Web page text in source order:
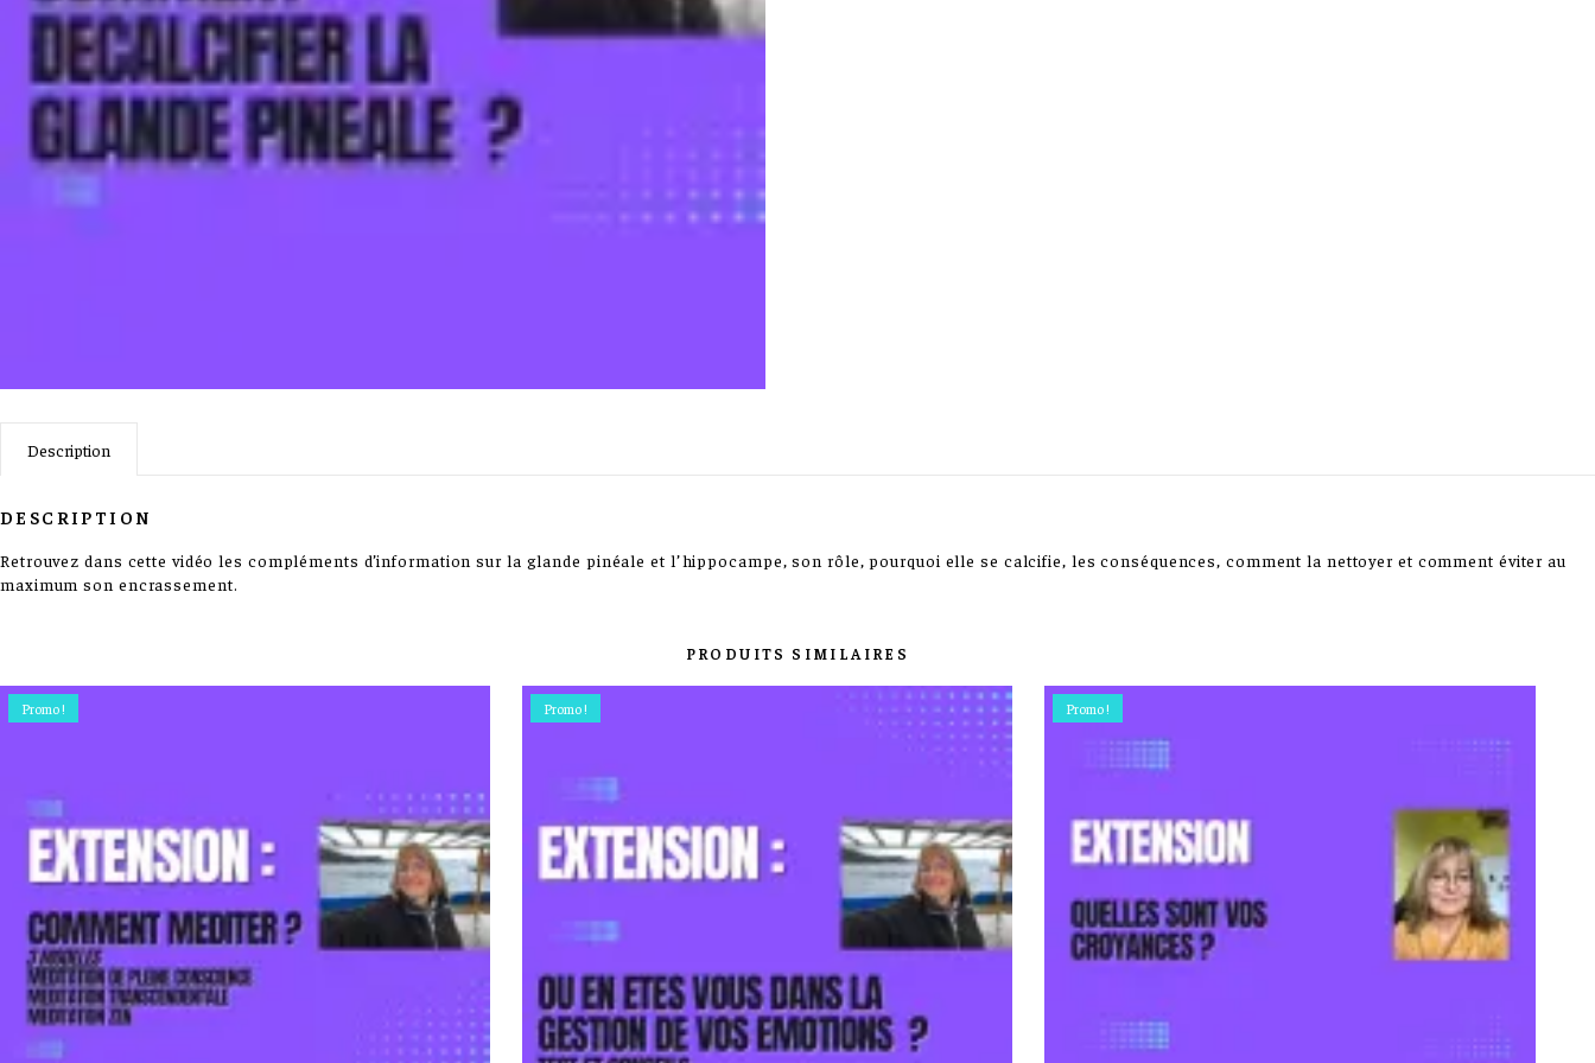
Description
DESCRIPTION
Retrouvez dans cette vidéo les compléments d’information sur la glande pinéale et l’hippocampe, son rôle, pourquoi elle se calcifie, les conséquences, comment la nettoyer et comment éviter au
maximum son encrassement.
PRODUITS SIMILAIRES
Promo ! Promo ! Promo !